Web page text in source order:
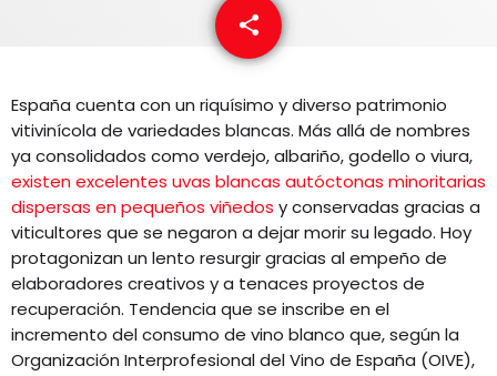
CONTACTO
share
email
España cuenta con un riquísimo y diverso patrimonio
vitivinícola de variedades blancas. Más allá de nombres
ya consolidados como verdejo, albariño, godello o viura,
existen excelentes uvas blancas autóctonas minoritarias
dispersas en pequeños viñedos y conservadas gracias a
viticultores que se negaron a dejar morir su legado. Hoy
protagonizan un lento resurgir gracias al empeño de
elaboradores creativos y a tenaces proyectos de
recuperación. Tendencia que se inscribe en el
incremento del consumo de vino blanco que, según la
Organización Interprofesional del Vino de España (OIVE),